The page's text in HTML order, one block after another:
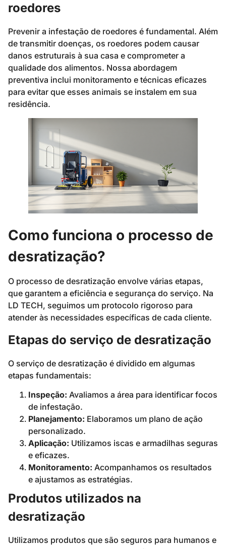
roedores
Prevenir a infestação de roedores é fundamental. Além
de transmitir doenças, os roedores podem causar
danos estruturais à sua casa e comprometer a
qualidade dos alimentos. Nossa abordagem
preventiva inclui monitoramento e técnicas eficazes
para evitar que esses animais se instalem em sua
residência.
Como funciona o processo de
desratização?
O processo de desratização envolve várias etapas,
que garantem a eficiência e segurança do serviço. Na
LD TECH, seguimos um protocolo rigoroso para
atender às necessidades específicas de cada cliente.
Etapas do serviço de desratização
O serviço de desratização é dividido em algumas
etapas fundamentais:
Inspeção: Avaliamos a área para identificar focos
de infestação.
Planejamento: Elaboramos um plano de ação
personalizado.
Aplicação: Utilizamos iscas e armadilhas seguras
e eficazes.
Monitoramento: Acompanhamos os resultados
e ajustamos as estratégias.
Produtos utilizados na
desratização
Utilizamos produtos que são seguros para humanos e